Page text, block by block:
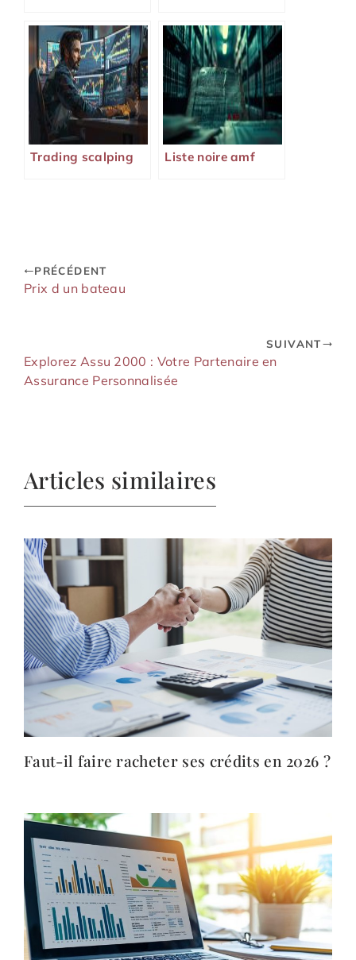
Trading scalping Liste noire amf
PRÉCÉDENT
Prix d un bateau
SUIVANT
Explorez Assu 2000 : Votre Partenaire en
Assurance Personnalisée
Articles similaires
Faut-il faire racheter ses crédits en 2026 ?